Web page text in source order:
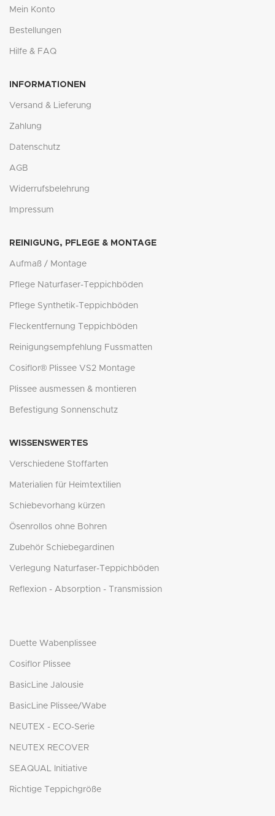
Mein Konto
Bestellungen
Hilfe & FAQ
INFORMATIONEN
Versand & Lieferung
Zahlung
Datenschutz
AGB
Widerrufsbelehrung
Impressum
REINIGUNG, PFLEGE & MONTAGE
Aufmaß / Montage
Pflege Naturfaser-Teppichböden
Pflege Synthetik-Teppichböden
Fleckentfernung Teppichböden
Reinigungsempfehlung Fussmatten
Cosiflor® Plissee VS2 Montage
Plissee ausmessen & montieren
Befestigung Sonnenschutz
WISSENSWERTES
Verschiedene Stoffarten
Materialien für Heimtextilien
Schiebevorhang kürzen
Ösenrollos ohne Bohren
Zubehör Schiebegardinen
Verlegung Naturfaser-Teppichböden
Reflexion - Absorption - Transmission
Duette Wabenplissee
Cosiflor Plissee
BasicLine Jalousie
BasicLine Plissee/Wabe
NEUTEX - ECO-Serie
NEUTEX RECOVER
SEAQUAL Initiative
Richtige Teppichgröße